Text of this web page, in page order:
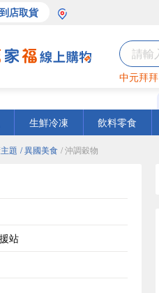
到店取貨
中元拜拜
生鮮冷凍 飲料零食
題 / 異國美食 / 沖調穀物
站